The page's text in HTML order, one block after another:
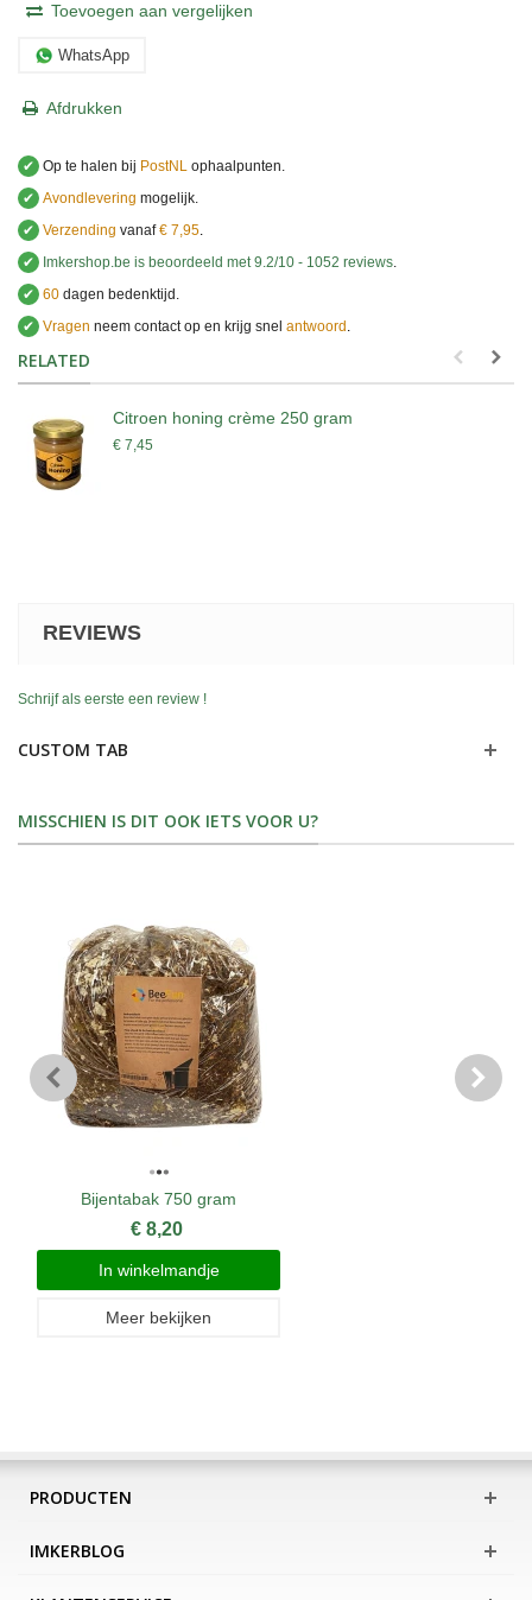
Toevoegen aan vergelijken
WhatsApp
Afdrukken
✔ Op te halen bij PostNL ophaalpunten.
✔ Avondlevering mogelijk.
✔ Verzending vanaf€ 7,95.
✔
Imkershop.be is beoordeeld met9.2/10 - 1052 reviews.
✔ 60 dagen bedenktijd.
✔ Vragen neem contact op en krijg snel antwoord .
RELATED
Citroen honing crème 250 gram
€ 7,45
REVIEWS
Schrijf als eerste een review !
CUSTOM TAB
MISSCHIEN IS DIT OOK IETS VOOR U?
Bijentabak 750 gram
€ 8,20
In winkelmandje
Meer bekijken
PRODUCTEN
IMKERBLOG